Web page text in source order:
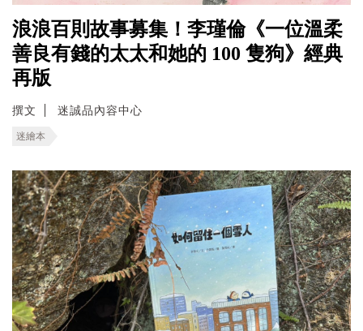
浪浪百則故事募集！李瑾倫《一位溫柔
善良有錢的太太和她的 100 隻狗》經典
再版
撰文 迷誠品內容中心
迷繪本